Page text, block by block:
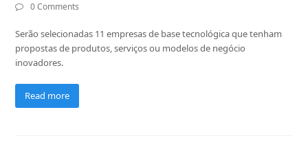
0 Comments
Serão selecionadas 11 empresas de base tecnológica que tenham
propostas de produtos, serviços ou modelos de negócio
inovadores.
Read more